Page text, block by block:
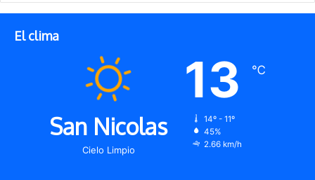
El clima
San Nicolas
Cielo Limpio
13 ℃
14º - 11º
45%
2.66 km/h